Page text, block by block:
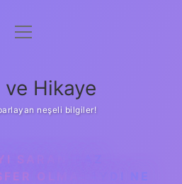
Anasayfa
Yasal Uyarı
menüyü
ve Hikaye
neşeli bilgiler!
SARAN GAZ
OLMASAYDI NE